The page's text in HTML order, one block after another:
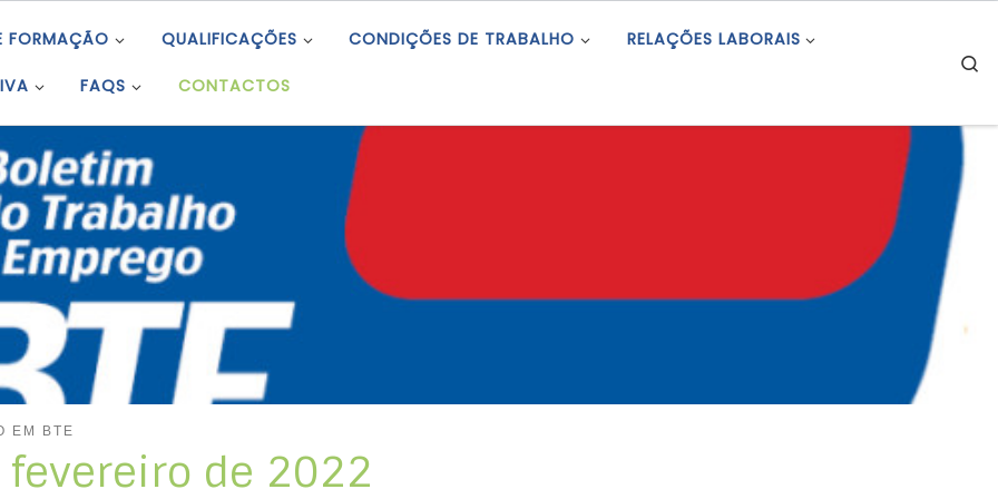
FORMAÇÃO QUALIFICAÇÕES CONDIÇÕES DE TRABALHO RELAÇÕES LABORAIS
FAQS CONTACTOS
EM BTE
fevereiro de 2022